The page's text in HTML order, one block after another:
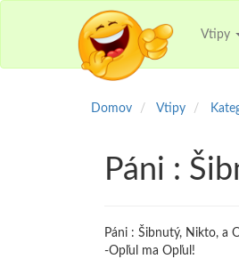
Vtipy
Domov Vtipy
Páni :
Páni : Šibnutý, Nikto, a
-Opľul ma Opľul!